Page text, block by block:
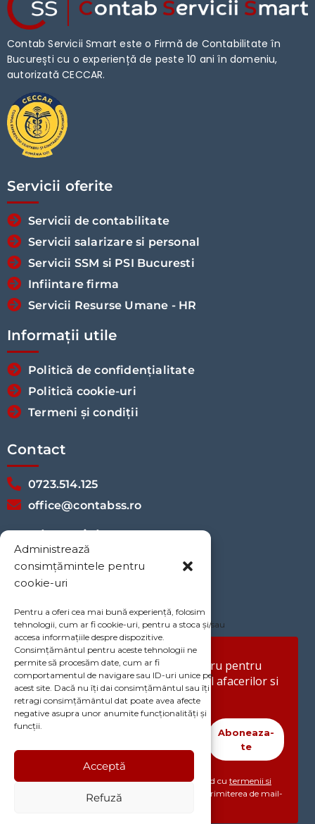
Administrează
consimțămintele pentru
cookie-uri
Pentru a oferi cea mai bună experiență, folosim
tehnologii, cum ar fi cookie-uri, pentru a stoca și/sau
accesa informațiile despre dispozitive.
Consimțământul pentru aceste tehnologii ne
permite să procesăm date, cum ar fi
comportamentul de navigare sau ID-uri unice pe
acest site. Dacă nu îți dai consimțământul sau îți
retragi consimțământul dat poate avea afecte
negative asupra unor anumite funcționalități și
funcții.
Acceptă
Refuză
Contab Servicii Smart este o Firmă de Contabilitate în
București cu o experiență de peste 10 ani în domeniu,
autorizată CECCAR.
Servicii oferite
Servicii de contabilitate
Servicii salarizare si personal
Servicii SSM si PSI Bucuresti
Infiintare firma
Servicii Resurse Umane - HR
Informații utile
Politică de confidențialitate
Politică cookie-uri
Termeni și condiții
Contact
0723.514.125
office@contabss.ro
Rețele sociale
Afla informatii si idei utile
Aboneaza-te la newsletter-ul nostru pentru
informatii actualizate din domeniul afacerilor si
contabilitatii!
Aboneaza-
te
Abonandu-te la acest newsletter, esti de acord cu termenii si
politica de confidentialitate
si cu trimiterea de mail-